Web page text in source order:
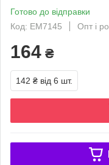
Готово до відправки
Код: ЕМ7145
Опт і
164 ₴
142 ₴ від 6 шт.